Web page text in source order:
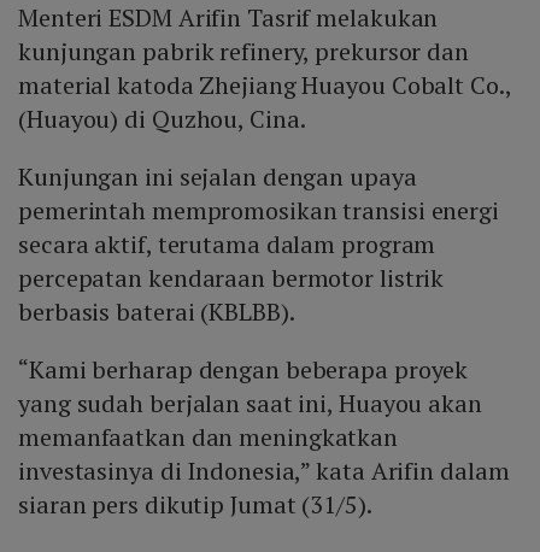
Menteri ESDM Arifin Tasrif melakukan
kunjungan pabrik refinery, prekursor dan
material katoda Zhejiang Huayou Cobalt Co.,
(Huayou) di Quzhou, Cina.
Kunjungan ini sejalan dengan upaya
pemerintah mempromosikan transisi energi
secara aktif, terutama dalam program
percepatan kendaraan bermotor listrik
berbasis baterai (KBLBB).
“Kami berharap dengan beberapa proyek
yang sudah berjalan saat ini, Huayou akan
memanfaatkan dan meningkatkan
investasinya di Indonesia,” kata Arifin dalam
siaran pers dikutip Jumat (31/5).